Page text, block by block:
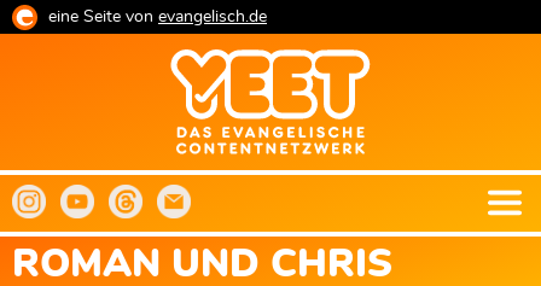
Direkteine Seite von evangelisch.de
ROMAN UND CHRIS